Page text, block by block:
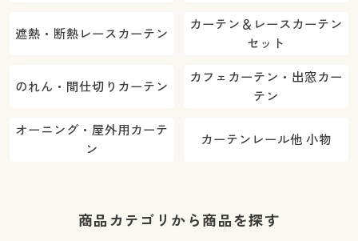
遮熱・断熱レースカーテン
カーテン＆レースカーテン
セット
のれん・間仕切りカーテン
カフェカーテン・出窓カー
テン
オーニング・屋外用カーテ
ン
カーテンレール他 小物
商品カテゴリから商品を探す